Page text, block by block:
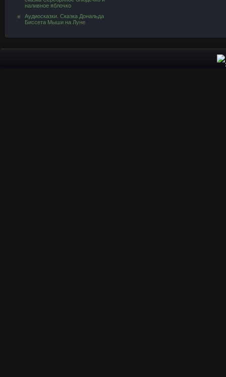
наливное яблочко
Аудиосказки. Сказка Дональда
Биссета Мыши на Луне